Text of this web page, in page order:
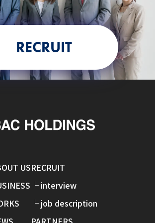
RECRUIT
USRECRUIT
└ interview
└ job description